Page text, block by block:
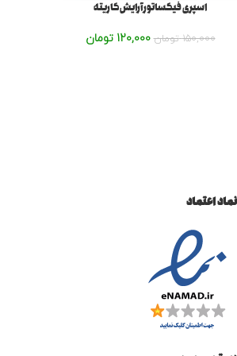
اسپری فیکساتور آرایش کاریته
150,000 تومان 120,000 تومان
نماد اعتماد